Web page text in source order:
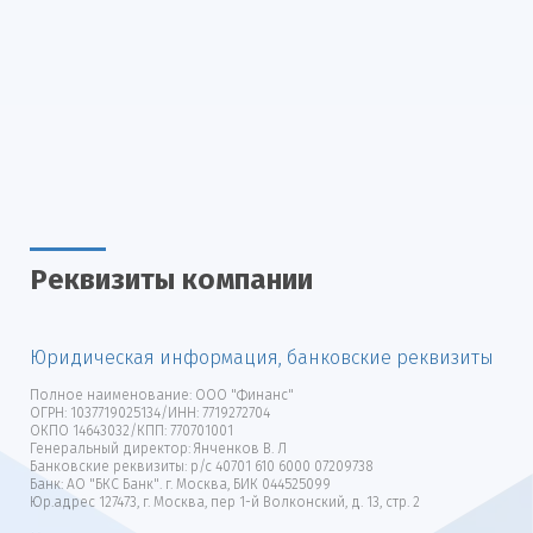
Реквизиты компании
Юридическая информация, банковские реквизиты
Полное наименование: ООО "Финанс"
ОГРН:
1037719025134/ИНН: 7719272704
ОКПО 14643032/КПП: 770701001
Генеральный директор: Янченков В. Л
Банковские реквизиты: р/с 40701 610 6000 07209738
Банк: АО "БКС Банк". г. Москва, БИК 044525099
Юр.адрес 127473, г. Москва, пер 1-й Волконский, д. 13, стр. 2